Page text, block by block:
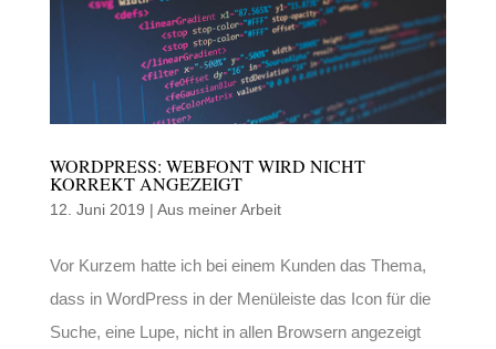
WORDPRESS: WEBFONT WIRD NICHT
KORREKT ANGEZEIGT
12. Juni 2019 | Aus meiner Arbeit
Vor Kurzem hatte ich bei einem Kunden das Thema,
dass in WordPress in der Menüleiste das Icon für die
Suche, eine Lupe, nicht in allen Browsern angezeigt